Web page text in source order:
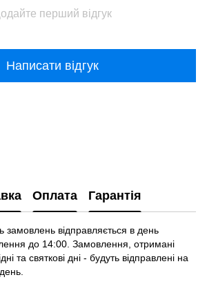
перший відгук
Написати відгук
Оплата Гарантія
замовлень відправляється в день
до 14:00. Замовлення, отримані
та святкові дні - будуть відправлені на